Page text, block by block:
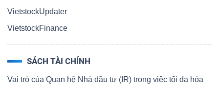
VietstockUpdater
VietstockFinance
SÁCH TÀI CHÍNH
Vai trò của Quan hệ Nhà đầu tư (IR) trong việc tối đa hóa